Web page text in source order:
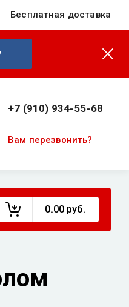
Бесплатная доставка
+7 (910) 934-55-68
Вам перезвонить?
0.00 руб.